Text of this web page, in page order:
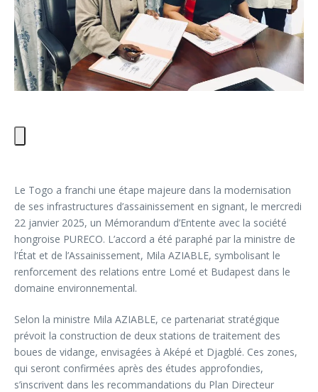
Le Togo a franchi une étape majeure dans la modernisation
de ses infrastructures d’assainissement en signant, le mercredi
22 janvier 2025, un Mémorandum d’Entente avec la société
hongroise PURECO. L’accord a été paraphé par la ministre de
l’État et de l’Assainissement, Mila AZIABLE, symbolisant le
renforcement des relations entre Lomé et Budapest dans le
domaine environnemental.
Selon la ministre Mila AZIABLE, ce partenariat stratégique
prévoit la construction de deux stations de traitement des
boues de vidange, envisagées à Aképé et Djagblé. Ces zones,
qui seront confirmées après des études approfondies,
s’inscrivent dans les recommandations du Plan Directeur